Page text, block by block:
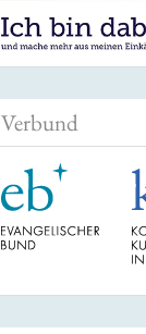
Verbund